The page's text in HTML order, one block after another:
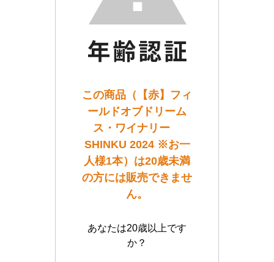
この商品（【赤】フィ
ールドオブドリーム
ス・ワイナリー
SHINKU 2024 ※お一
人様1本）は20歳未満
の方には販売できませ
ん。
あなたは20歳以上です
か？